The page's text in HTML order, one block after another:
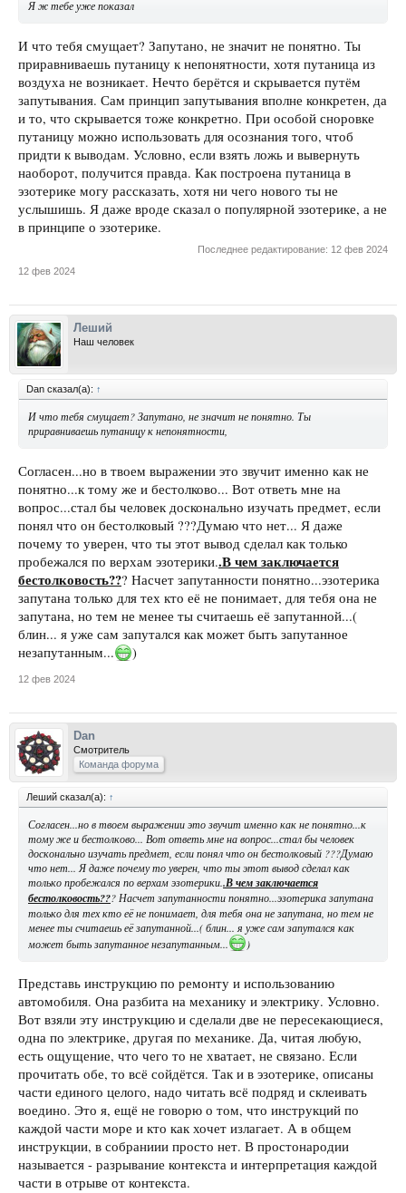
Я ж тебе уже показал
И что тебя смущает? Запутано, не значит не понятно. Ты
приравниваешь путаницу к непонятности, хотя путаница из
воздуха не возникает. Нечто берётся и скрывается путём
запутывания. Сам принцип запутывания вполне конкретен, да
и то, что скрывается тоже конкретно. При особой сноровке
путаницу можно использовать для осознания того, чтоб
придти к выводам. Условно, если взять ложь и вывернуть
наоборот, получится правда. Как построена путаница в
эзотерике могу рассказать, хотя ни чего нового ты не
услышишь. Я даже вроде сказал о популярной эзотерике, а не
в принципе о эзотерике.
Последнее редактирование: 12 фев 2024
12 фев 2024
Леший
Наш человек
Dan сказал(а): ↑
И что тебя смущает? Запутано, не значит не понятно. Ты
приравниваешь путаницу к непонятности,
Согласен...но в твоем выражении это звучит именно как не
понятно...к тому же и бестолково... Вот ответь мне на
вопрос...стал бы человек досконально изучать предмет, если
понял что он бестолковый ???Думаю что нет... Я даже
почему то уверен, что ты этот вывод сделал как только
пробежался по верхам эзотерики..В чем заключается
бестолковость??? Насчет запутанности понятно...эзотерика
запутана только для тех кто её не понимает, для тебя она не
запутана, но тем не менее ты считаешь её запутанной...(
блин... я уже сам запутался как может быть запутанное
незапутанным...
)
12 фев 2024
Dan
Смотритель
Команда форума
Леший сказал(а): ↑
Согласен...но в твоем выражении это звучит именно как не понятно...к
тому же и бестолково... Вот ответь мне на вопрос...стал бы человек
досконально изучать предмет, если понял что он бестолковый ???Думаю
что нет... Я даже почему то уверен, что ты этот вывод сделал как
только пробежался по верхам эзотерики..В чем заключается
бестолковость??? Насчет запутанности понятно...эзотерика запутана
только для тех кто её не понимает, для тебя она не запутана, но тем не
менее ты считаешь её запутанной...( блин... я уже сам запутался как
может быть запутанное незапутанным...
)
Представь инструкцию по ремонту и использованию
автомобиля. Она разбита на механику и электрику. Условно.
Вот взяли эту инструкцию и сделали две не пересекающиеся,
одна по электрике, другая по механике. Да, читая любую,
есть ощущение, что чего то не хватает, не связано. Если
прочитать обе, то всё сойдётся. Так и в эзотерике, описаны
части единого целого, надо читать всё подряд и склеивать
воедино. Это я, ещё не говорю о том, что инструкций по
каждой части море и кто как хочет излагает. А в общем
инструкции, в собраниии просто нет. В простонародии
называется - разрывание контекста и интерпретация каждой
части в отрыве от контекста.